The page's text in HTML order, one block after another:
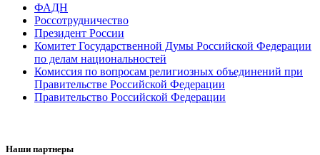
ФАДН
Россотрудничество
Президент России
Комитет Государственной Думы Российской Федерации
по делам национальностей
Комиссия по вопросам религиозных объединений при
Правительстве Российской Федерации
Правительство Российской Федерации
Наши партнеры